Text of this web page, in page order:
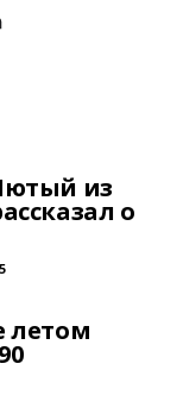
из
о
летом